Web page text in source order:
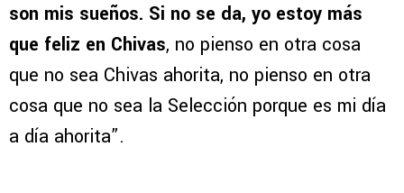
son mis sueños. Si no se da, yo estoy más
que feliz en Chivas, no pienso en otra cosa
que no sea Chivas ahorita, no pienso en otra
cosa que no sea la Selección porque es mi día
a día ahorita”.